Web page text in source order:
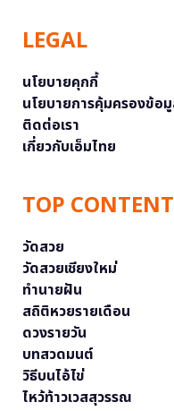
LEGAL
นโยบายคุกกี้
นโยบายการคุ้มครองข้อ
ติดต่อเรา
เกี่ยวกับเอ็มไทย
TOP CONTENT
วัดสวย
วัดสวยเชียงใหม่
ทำนายฝัน
สถิติหวยรายเดือน
ดวงรายวัน
บทสวดมนต์
วิธีบนไอ้ไข่
ไหว้ท้าวเวสสุวรรณ